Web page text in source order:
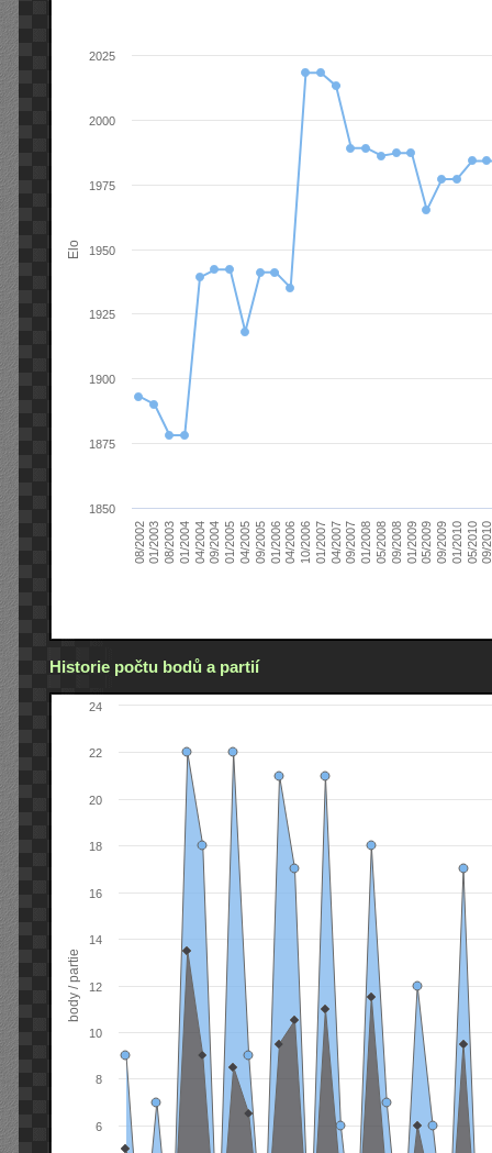
Elo
08/200201/200308/200301/200404/200409/200401/200504/200509/200501/200604/200610/200601/200704/200709/200701/200805/200809/200801/200905/200909/200901/201005/201009/
1850
1875
1900
1925
1950
1975
2000
2025
Historie počtu bodů a partií
body / partie
6
8
10
12
14
16
18
20
22
24